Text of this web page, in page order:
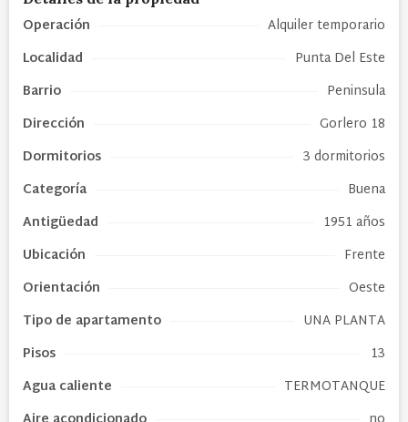
Operación
Alquiler temporario
Localidad
Punta Del Este
Barrio
Peninsula
Dirección
Gorlero 18
Dormitorios
3 dormitorios
Categoría
Buena
Antigüedad
1951 años
Ubicación
Frente
Orientación
Oeste
Tipo de apartamento
UNA PLANTA
Pisos
13
Agua caliente
TERMOTANQUE